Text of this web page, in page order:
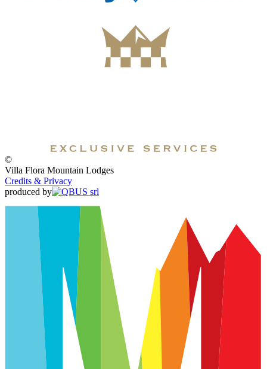
©
Villa Flora Mountain Lodges
Credits & Privacy
produced by